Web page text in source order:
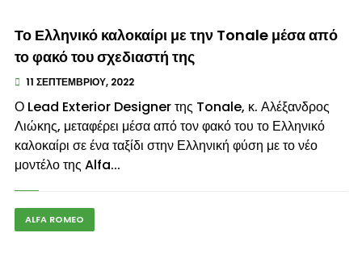
© enkinisi.gr
Το Ελληνικό καλοκαίρι με την Tonale μέσα από
το φακό του σχεδιαστή της
11 ΣΕΠΤΕΜΒΡΊΟΥ, 2022
Ο Lead Exterior Designer της Tonale, κ. Αλέξανδρος
Λιώκης, μεταφέρει μέσα από τον φακό του το Ελληνικό
καλοκαίρι σε ένα ταξίδι στην Ελληνική φύση με το νέο
μοντέλο της Alfa...
ALFA ROMEO